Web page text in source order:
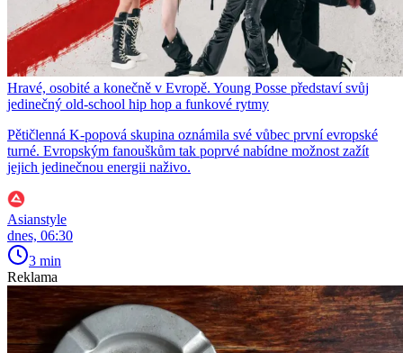
Hravé, osobité a konečně v Evropě. Young Posse představí svůj
jedinečný old-school hip hop a funkové rytmy
Pětičlenná K-popová skupina oznámila své vůbec první evropské
turné. Evropským fanouškům tak poprvé nabídne možnost zažít
jejich jedinečnou energii naživo.
Asianstyle
dnes, 06:30
3 min
Reklama